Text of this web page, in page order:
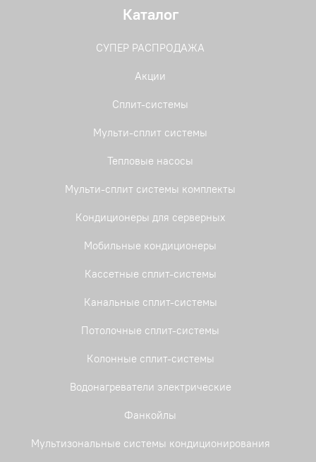
Каталог
СУПЕР РАСПРОДАЖА
Акции
Сплит-системы
Мульти-сплит системы
Тепловые насосы
Мульти-сплит системы комплекты
Кондиционеры для серверных
Мобильные кондиционеры
Кассетные сплит-системы
Канальные сплит-системы
Потолочные сплит-системы
Колонные сплит-системы
Водонагреватели электрические
Фанкойлы
Мультизональные системы кондиционирования